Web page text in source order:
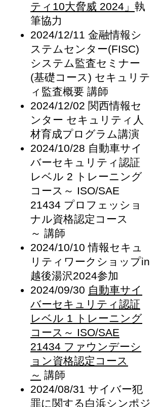
ティ10大脅威 2024」 執
筆協力
2024/12/11 金融情報シ
ステムセンター(FISC)
システム監査セミナー
(基礎コース) セキュリテ
ィ監査概要 講師
2024/12/02 関西情報セ
ンター セキュリティ人
材育成プログラム講演
2024/10/28 自動車サイ
バーセキュリティ認証
レベル 2 トレーニング
コース～ ISO/SAE
21434 プロフェッショ
ナル資格認定コース
～ 講師
2024/10/10 情報セキュ
リティワークショップin
越後湯沢2024参加
2024/09/30 自動車サイ
バーセキュリティ認証
レベル 1 トレーニング
コース～ ISO/SAE
21434 ファウンデーシ
ョン資格認定コース
～ 講師
2024/08/31 サイバー犯
罪に関する白浜シンポジ